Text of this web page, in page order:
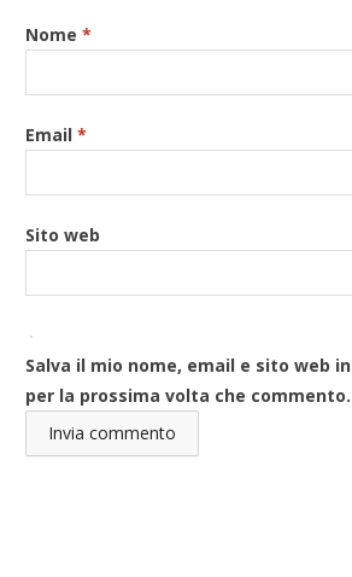
Nome*
Email*
Sito web
Salva il mio nome, email e sito web
per la prossima volta che commento.